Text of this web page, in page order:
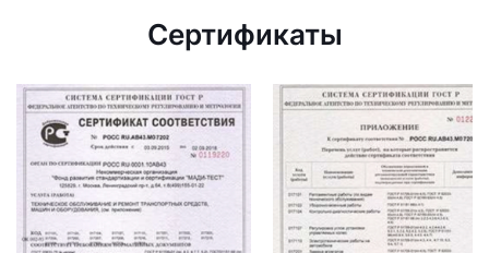
Сертификаты